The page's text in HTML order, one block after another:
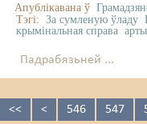
Апублікавана ў
Тэгі: За сумленую ўладу
крымінальная справа
Падрабязьней ...
<< < 546 547